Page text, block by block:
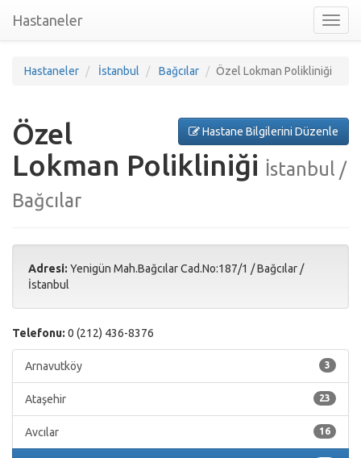
nav
Hastaneler
Hastaneler İstanbul Bağcılar Özel Lokman Polikliniği
Hastane Bilgilerini Düzenle
Özel
Lokman Polikliniği İstanbul /
Bağcılar
Adresi: Yenigün Mah.Bağcılar Cad.No:187/1 /Bağcılar /
İstanbul
Telefonu: 0 (212) 436-8376
3
Arnavutköy
23
Ataşehir
16
Avcılar